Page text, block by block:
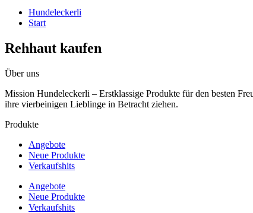
Hundeleckerli
Start
Rehhaut kaufen
Über uns
Mission Hundeleckerli – Erstklassige Produkte für den besten
ihre vierbeinigen Lieblinge in Betracht ziehen.
Produkte
Angebote
Neue Produkte
Verkaufshits
Angebote
Neue Produkte
Verkaufshits